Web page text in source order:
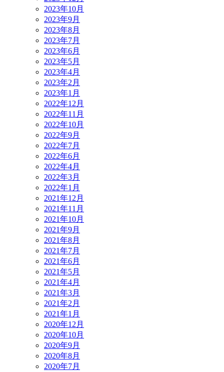
2023年10月
2023年9月
2023年8月
2023年7月
2023年6月
2023年5月
2023年4月
2023年2月
2023年1月
2022年12月
2022年11月
2022年10月
2022年9月
2022年7月
2022年6月
2022年4月
2022年3月
2022年1月
2021年12月
2021年11月
2021年10月
2021年9月
2021年8月
2021年7月
2021年6月
2021年5月
2021年4月
2021年3月
2021年2月
2021年1月
2020年12月
2020年10月
2020年9月
2020年8月
2020年7月